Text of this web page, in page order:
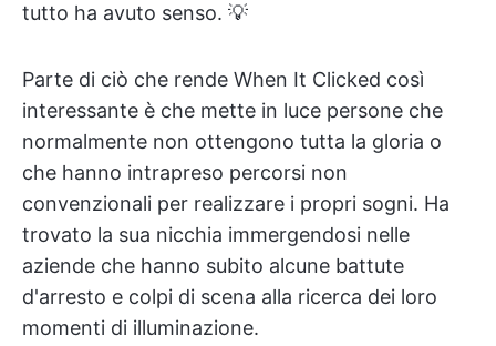
tutto ha avuto senso. 💡
Parte di ciò che rende When It Clicked così
interessante è che mette in luce persone che
normalmente non ottengono tutta la gloria o
che hanno intrapreso percorsi non
convenzionali per realizzare i propri sogni. Ha
trovato la sua nicchia immergendosi nelle
aziende che hanno subito alcune battute
d'arresto e colpi di scena alla ricerca dei loro
momenti di illuminazione.